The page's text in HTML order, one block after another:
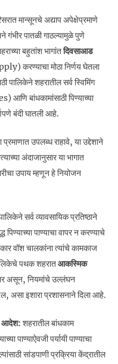
मान्सूनचे अद्याप अपेक्षेप्रमाणे
गंभीर पातळी गाठल्यामुळे पुणे
बहुतांश भागांतदिवसाआड
मोठा निर्णय घेतला
पालिकेने शहरातील सर्व स्विमिंग
बांधकामांसाठी पिण्याच्या
बंदी घातली आहे.
प्रमाणात उपलब्ध राहावे, या उद्देशाने
अंदाजानुसार या भागात
उपाय म्हणून हे नियोजन
सर्व व्यावसायिक प्रतिष्ठाने
पाण्याचा वापर न करण्याचे
वॉश चालकांना त्यांचे कामकाज
पथक शहरातआकस्मिक
असून, नियमांचे उल्लंघन
असा इशारा प्रशासनाने दिला आहे.
आदेश: शहरातील बांधकाम
पाण्याऐवजी पर्यायी पाण्याचा
सांडपाणी प्रक्रिया केंद्रातील